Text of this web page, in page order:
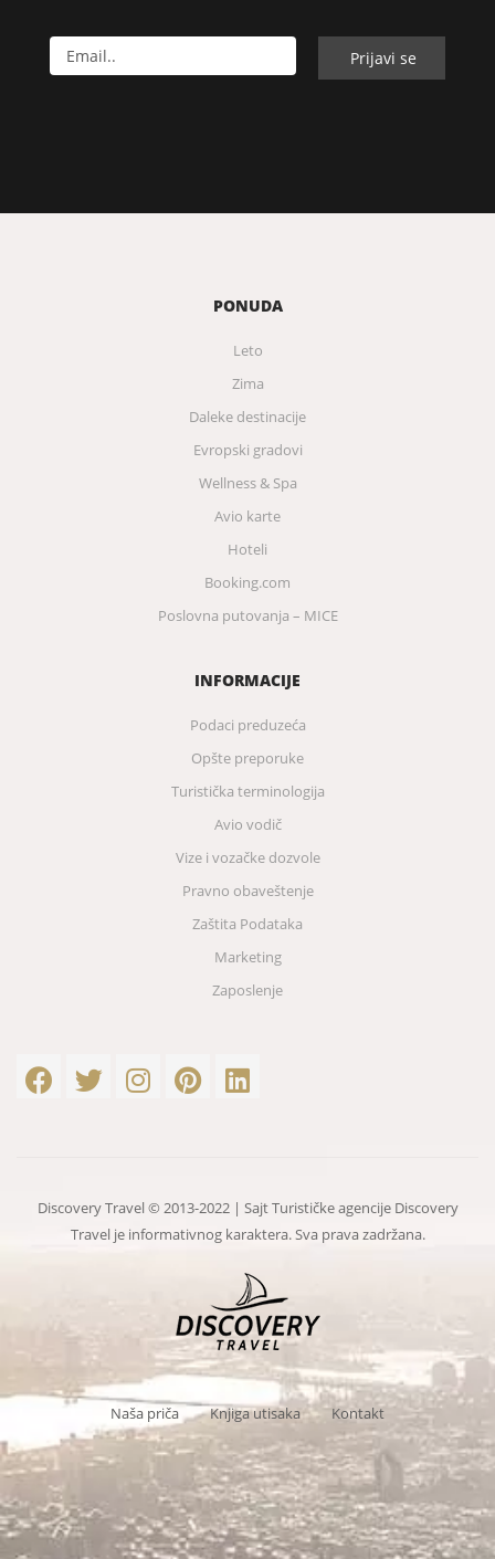
PONUDA
Leto
Zima
Daleke destinacije
Evropski gradovi
Wellness & Spa
Avio karte
Hoteli
Booking.com
Poslovna putovanja – MICE
INFORMACIJE
Podaci preduzeća
Opšte preporuke
Turistička terminologija
Avio vodič
Vize i vozačke dozvole
Pravno obaveštenje
Zaštita Podataka
Marketing
Zaposlenje
Discovery Travel © 2013-2022 | Sajt Turističke agencije Discovery
Travel je informativnog karaktera. Sva prava zadržana.
Naša priča Knjiga utisaka Kontakt